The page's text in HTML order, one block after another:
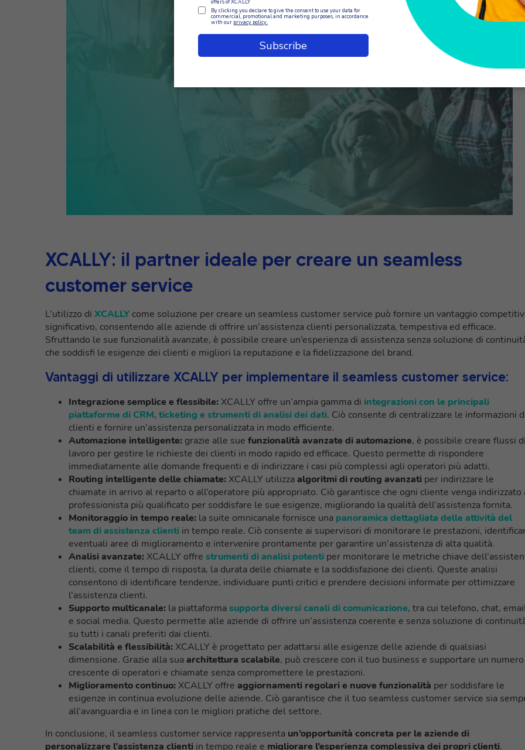
XCALLY: il partner ideale per creare un seamless
customer service
L’utilizzo di XCALLY come soluzione per creare un seamless customer service può fornire un vantaggio
significativo, consentendo alle aziende di offrire un’assistenza clienti personalizzata, tempestiva ed efficace.
Sfruttando le sue funzionalità avanzate, è possibile creare un’esperienza di assistenza senza soluzione di
che soddisfi le esigenze dei clienti e migliori la reputazione e la fidelizzazione del brand.
Vantaggi di utilizzare XCALLY per implementare il seamless customer service:
Integrazione semplice e flessibile: XCALLY offre un’ampia gamma di integrazioni con le principali
piattaforme di CRM, ticketing e strumenti di analisi dei dati. Ciò consente di centralizzare le informazioni
clienti e fornire un’assistenza personalizzata in modo efficiente.
Automazione intelligente: grazie alle sue funzionalità avanzate di automazione, è possibile creare flussi
lavoro per gestire le richieste dei clienti in modo rapido ed efficace. Questo permette di rispondere
immediatamente alle domande frequenti e di indirizzare i casi più complessi agli operatori più adatti.
Routing intelligente delle chiamate: XCALLY utilizzaalgoritmi di routing avanzati per indirizzare le
chiamate in arrivo al reparto o all’operatore più appropriato. Ciò garantisce che ogni cliente venga indirizzato
professionista più qualificato per soddisfare le sue esigenze, migliorando la qualità dell’assistenza fornita.
Monitoraggio in tempo reale: la suite omnicanale fornisce una panoramica dettagliata delle attività del
team di assistenza clienti in tempo reale. Ciò consente ai supervisori di monitorare le prestazioni,
eventuali aree di miglioramento e intervenire prontamente per garantire un’assistenza di alta qualità.
Analisi avanzate: XCALLY offre strumenti di analisi potenti per monitorare le metriche chiave
clienti, come il tempo di risposta, la durata delle chiamate e la soddisfazione dei clienti. Queste analisi
consentono di identificare tendenze, individuare punti critici e prendere decisioni informate per ottimizzare
l’assistenza clienti.
Supporto multicanale: la piattaformasupporta diversi canali di comunicazione, tra cui telefono, chat,
e social media. Questo permette alle aziende di offrire un’assistenza coerente e senza soluzione di
su tutti i canali preferiti dai clienti.
Scalabilità e flessibilità: XCALLY è progettato per adattarsi alle esigenze delle aziende di qualsiasi
dimensione. Grazie alla suaarchitettura scalabile, può crescere con il tuo business e supportare un numero
crescente di operatori e chiamate senza compromettere le prestazioni.
Miglioramento continuo: XCALLY offre aggiornamenti regolari e nuove funzionalità per soddisfare le
esigenze in continua evoluzione delle aziende. Ciò garantisce che il tuo seamless customer service sia
all’avanguardia e in linea con le migliori pratiche del settore.
In conclusione, il seamless customer service rappresenta un’opportunità concreta per le aziende di
personalizzare l’assistenza clienti in tempo reale e migliorare l’esperienza complessiva dei propri clienti.